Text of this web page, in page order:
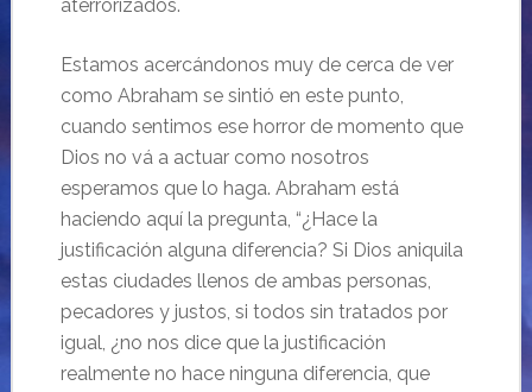
aterrorizados.
Estamos acercándonos muy de cerca de ver
como Abraham se sintió en este punto,
cuando sentimos ese horror de momento que
Dios no vá a actuar como nosotros
esperamos que lo haga. Abraham está
haciendo aquí la pregunta, “¿Hace la
justificación alguna diferencia? Si Dios aniquila
estas ciudades llenos de ambas personas,
pecadores y justos, si todos sin tratados por
igual, ¿no nos dice que la justificación
realmente no hace ninguna diferencia, que